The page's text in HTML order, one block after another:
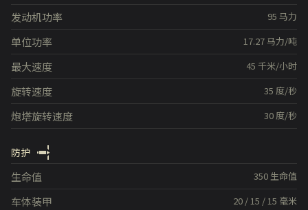
95 马力
发动机功率
17.27马力/吨
单位功率
45 千米/小时
最大速度
35 度/秒
旋转速度
30 度/秒
炮塔旋转速度
防护
350 生命值
生命值
20 /15 /15 毫米
车体装甲